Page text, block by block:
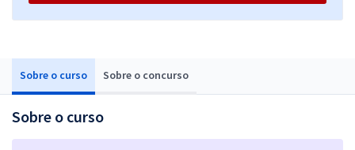
Sobre o curso Sobre o concurso
Sobre o curso